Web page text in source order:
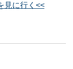
見に行く<<